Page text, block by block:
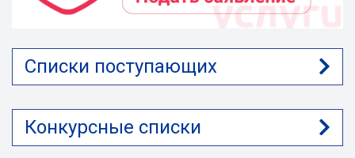
Списки поступающих
Конкурсные списки